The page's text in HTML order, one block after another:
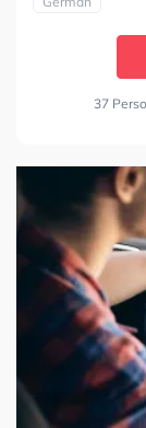
37